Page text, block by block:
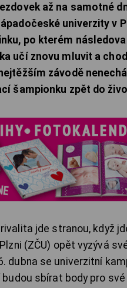
až na samotné
univerzity v
po kterém
učí znovu mluvit a
závodě
šampionku zpět do
jde stranou, když
(ZČU) opět vyzývá
dubna se univerzitní
budou sbírat body pro